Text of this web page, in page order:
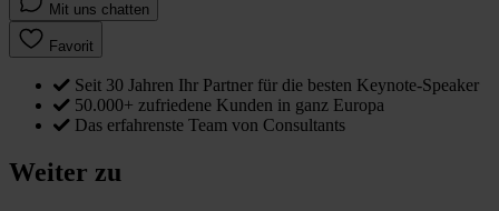
Mit uns chatten
Favorit
Seit 30 Jahren Ihr Partner für die besten Keynote-Speaker
50.000+ zufriedene Kunden in ganz Europa
Das erfahrenste Team von Consultants
Weiter zu